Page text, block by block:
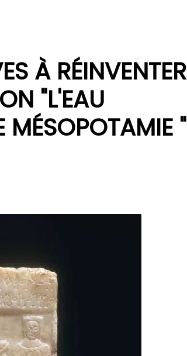
À RÉINVENTER
"L'EAU
MÉSOPOTAMIE "